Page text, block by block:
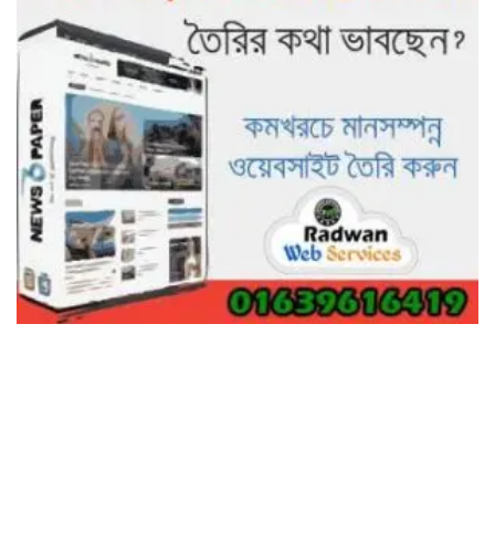
গাছ না কেটে আমাদের পুড়িয়ে মারলে
ভালো হতো’: বন বিভাগের নিষ্ঠুরতায়
নিঃস্ব কৃষক